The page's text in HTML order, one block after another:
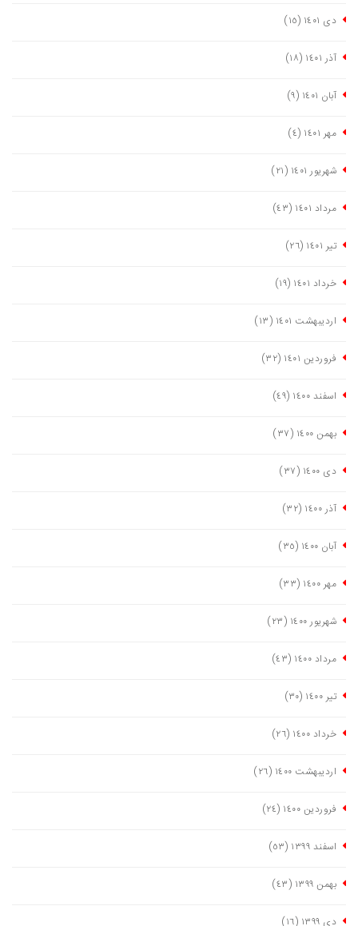
دی ١٤٠١ (١٥)
آذر ١٤٠١ (١٨)
آبان ١٤٠١ (٩)
مهر ١٤٠١ (٤)
شهریور ١٤٠١ (٢١)
مرداد ١٤٠١ (٤٣)
تیر ١٤٠١ (٢٦)
خرداد ١٤٠١ (١٩)
اردیبهشت ١٤٠١ (١٣)
فروردین ١٤٠١ (٣٢)
اسفند ١٤٠٠ (٤٩)
بهمن ١٤٠٠ (٣٧)
دی ١٤٠٠ (٣٧)
آذر ١٤٠٠ (٣٢)
آبان ١٤٠٠ (٣٥)
مهر ١٤٠٠ (٣٣)
شهریور ١٤٠٠ (٢٣)
مرداد ١٤٠٠ (٤٣)
تیر ١٤٠٠ (٣٠)
خرداد ١٤٠٠ (٢٦)
اردیبهشت ١٤٠٠ (٢٦)
فروردین ١٤٠٠ (٢٤)
اسفند ١٣٩٩ (٥٣)
بهمن ١٣٩٩ (٤٣)
دی ١٣٩٩ (١٦)